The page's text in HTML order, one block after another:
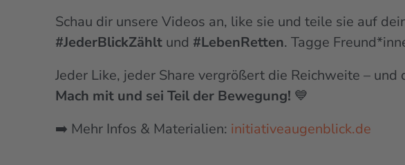
Schau dir unsere Videos an, like sie und teile sie auf
#JederBlickZählt und #LebenRetten. Tagge
Jeder Like, jeder Share vergrößert die Reichweite –
Mach mit und sei Teil der Bewegung! 💙
➡️ Mehr Infos & Materialien: initiativeaugenblick.de